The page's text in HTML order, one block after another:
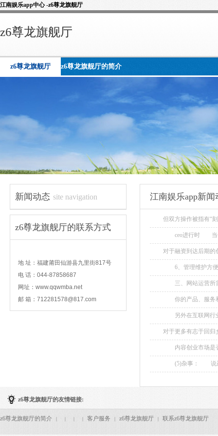
江南娱乐app中心 -z6尊龙旗舰厅
z6尊龙旗舰厅
z6尊龙旗舰厅 z6尊龙旗舰厅的简介
新闻动态 site navigation
z6尊龙旗舰厅的联系方式
地 址：福建莆田仙游县九里街817号
电 话：044-87858687
网址：www.qqwmba.net
邮 箱： 712281578@817.com
江南娱乐app新闻
但双方操作被指有“
划最终终止。...
ceo进行时 当你
对于融资到达后期的
经开始逐渐爆破。...
6、管理维护方便
让管理更佳方便快捷
三、网站运营所
能，才能保证网站持
你的产品、服务和
的品牌和产品?找到
头脑风暴能帮你找
另外在互联网行业
候，裁员同样必不可
对于更多有志于回归
离开城市生活环境，
种相对低效率的市
内容创业市场是否
点资讯等平台的推广
的福音，内容创
(5)杂事： 说运营
做图片、编页面、营
z6尊龙旗舰厅的友情链接:
z6尊龙旗舰厅的简介 | | | | 客户服务 | z6尊龙旗舰厅 | 联系z6尊龙旗舰厅